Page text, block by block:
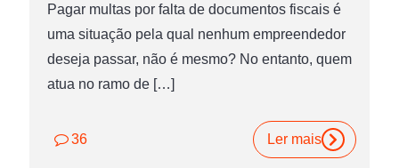
Pagar multas por falta de documentos fiscais é
uma situação pela qual nenhum empreendedor
deseja passar, não é mesmo? No entanto, quem
atua no ramo de […]
36 Ler mais